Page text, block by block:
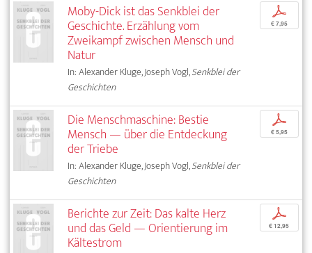
Moby-Dick ist das Senkblei der
Geschichte. Erzählung vom
Zweikampf zwischen Mensch und
Natur
In: Alexander Kluge, Joseph Vogl,Senkblei der
Geschichten
p
€ 7,95
Die Menschmaschine: Bestie
Mensch — über die Entdeckung
der Triebe
In: Alexander Kluge, Joseph Vogl,Senkblei der
Geschichten
p
€ 5,95
Berichte zur Zeit: Das kalte Herz
und das Geld — Orientierung im
Kältestrom
p
€ 12,95